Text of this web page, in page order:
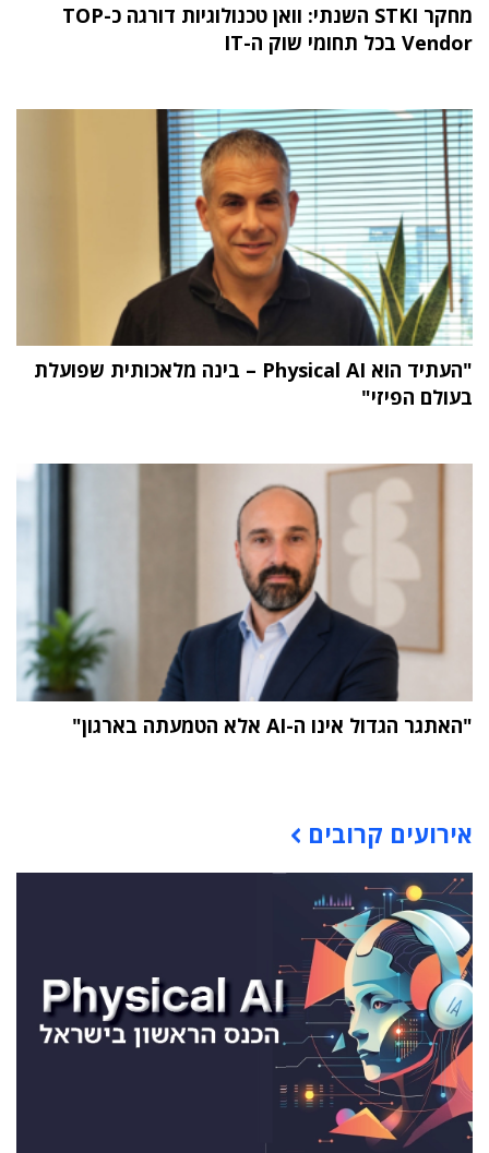
מחקר STKI השנתי: וואן טכנולוגיות דורגה כ-TOP
Vendor בכל תחומי שוק ה-IT
"העתיד הוא Physical AI – בינה מלאכותית שפועלת
בעולם הפיזי"
"האתגר הגדול אינו ה-AI אלא הטמעתה בארגון"
אירועים קרובים